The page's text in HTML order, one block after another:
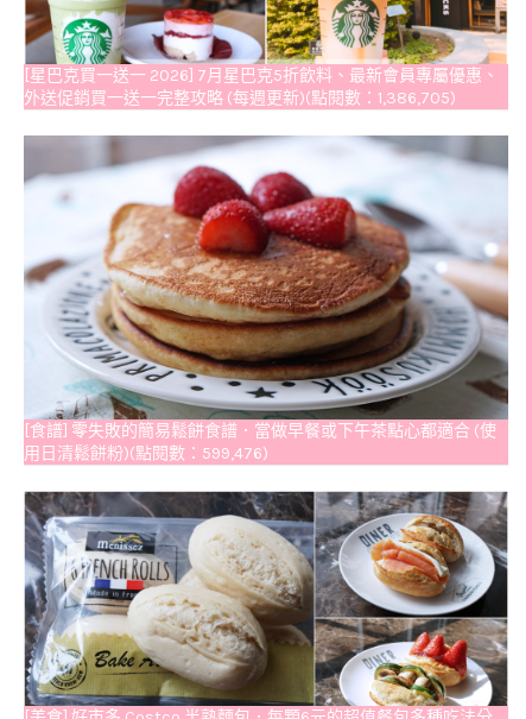
[星巴克買一送一 2026] 7月星巴克5折飲料、最新會員專屬優惠、
外送促銷買一送一完整攻略 (每週更新)(點閱數：1,386,705)
[食譜] 零失敗的簡易鬆餅食譜．當做早餐或下午茶點心都適合 (使
用日清鬆餅粉)(點閱數：599,476)